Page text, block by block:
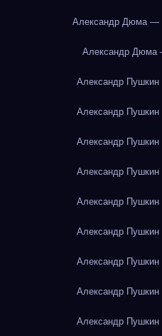
Александр Дюма —
Александр Дюма
Александр
Александр
Александр
Александр
Александр
Александр
Александр
Александр
Александр